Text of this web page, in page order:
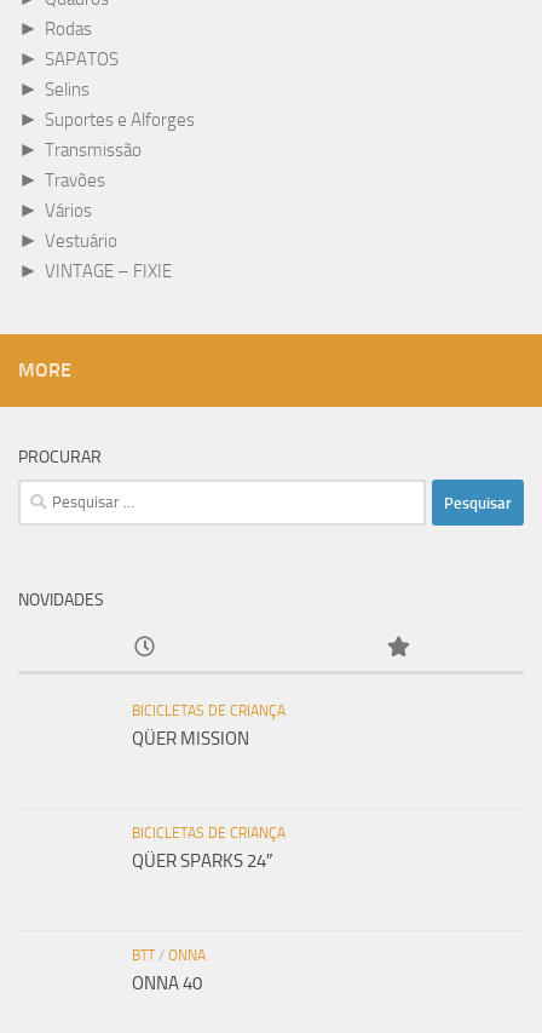
►
Rodas
► SAPATOS
► Selins
► Suportes e Alforges
► Transmissão
► Travões
► Vários
► Vestuário
► VINTAGE – FIXIE
MORE
PROCURAR
Pesquisar
por:
NOVIDADES
BICICLETAS DE CRIANÇA
QÜER MISSION
BICICLETAS DE CRIANÇA
QÜER SPARKS 24″
BTT/ ONNA
ONNA 40